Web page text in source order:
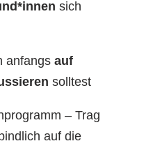
sich
anfangs auf
solltest
– Trag
auf die